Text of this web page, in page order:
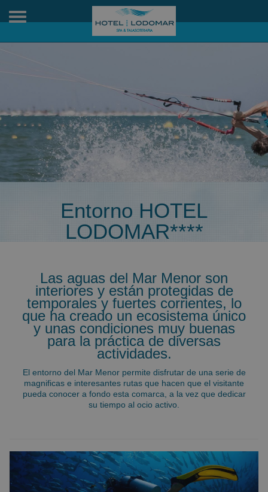
Toggle
Entorno HOTEL
LODOMAR****
Las aguas del Mar Menor son
interiores y están protegidas de
temporales y fuertes corrientes, lo
que ha creado un ecosistema único
y unas condiciones muy buenas
para la práctica de diversas
actividades.
El entorno del Mar Menor permite disfrutar de una serie de
magnificas e interesantes rutas que hacen que el visitante
pueda conocer a fondo esta comarca, a la vez que dedicar
su tiempo al ocio activo.